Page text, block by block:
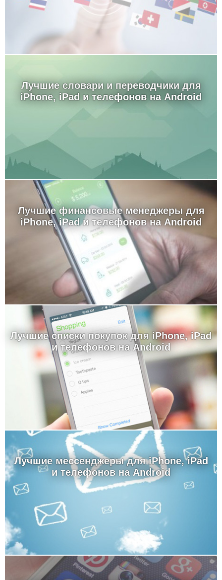
Лучшие словари и переводчики для
iPhone, iPad и телефонов на Android
Лучшие финансовые менеджеры для
iPhone, iPad и телефонов на Android
Лучшие cписки покупок для iPhone, iPad
и телефонов на Android
Лучшие мессенджеры для iPhone, iPad
и телефонов на Android